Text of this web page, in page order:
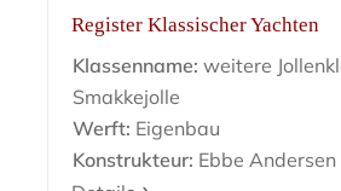
Register Klassischer Yachten
Klassenname: weitere
Smakkejolle
Werft: Eigenbau
Konstrukteur: Ebbe Andersen